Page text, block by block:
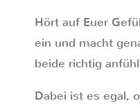
Hört auf Euer
ein und macht
beide richtig
Dabei ist es egal,